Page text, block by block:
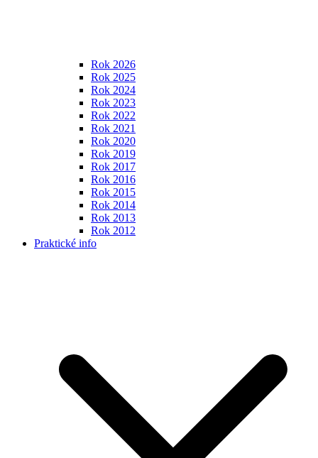
Rok 2026
Rok 2025
Rok 2024
Rok 2023
Rok 2022
Rok 2021
Rok 2020
Rok 2019
Rok 2017
Rok 2016
Rok 2015
Rok 2014
Rok 2013
Rok 2012
Praktické info